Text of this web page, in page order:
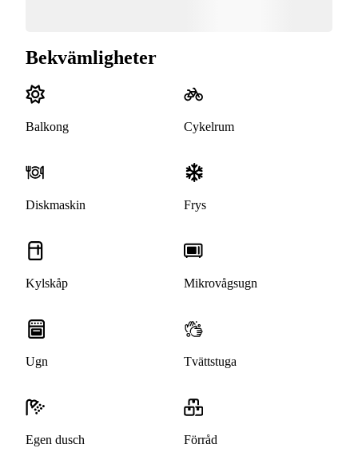
Bekvämligheter
Balkong Cykelrum
Diskmaskin Frys
Kylskåp Mikrovågsugn
Ugn Tvättstuga
Egen dusch Förråd